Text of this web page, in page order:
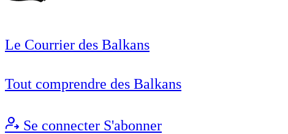
Le Courrier des Balkans
Tout comprendre des Balkans
Se connecter S'abonner